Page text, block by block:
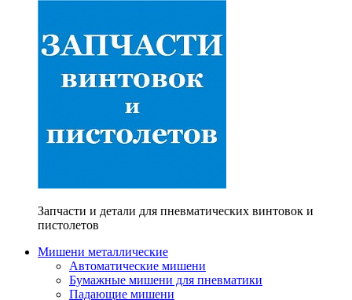
Запчасти и детали для пневматических винтовок и
пистолетов
Мишени металлические
Автоматические мишени
Бумажные мишени для пневматики
Падающие мишени